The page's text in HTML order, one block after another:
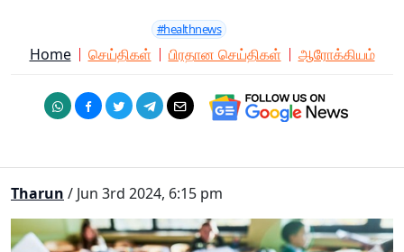
#healthnews
Home செய்திகள் பிரதான செய்திகள் ஆரோக்கியம்
Tharun / Jun 3rd 2024, 6:15 pm